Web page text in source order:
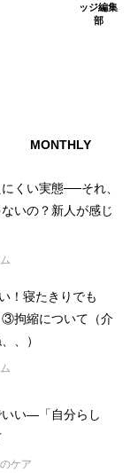
ッジ編集
部
MONTHLY
くい実態──それ、
いの？新人が感じ
！寝たきりでも
③拘縮について（介
、）
いい―「自分らし
ケア